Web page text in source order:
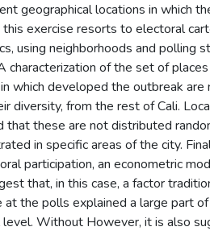
geographical locations in which
this exercise resorts to electoral
using neighborhoods and polling
characterization of the set of
which developed the outbreak
diversity, from the rest of Cali.
that these are not distributed
in specific areas of the city.
participation, an econometric
that, in this case, a factor
the polls explained a large part
level. Without However, it is also